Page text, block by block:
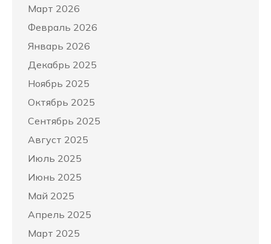
Март 2026
Февраль 2026
Январь 2026
Декабрь 2025
Ноябрь 2025
Октябрь 2025
Сентябрь 2025
Август 2025
Июль 2025
Июнь 2025
Май 2025
Апрель 2025
Март 2025